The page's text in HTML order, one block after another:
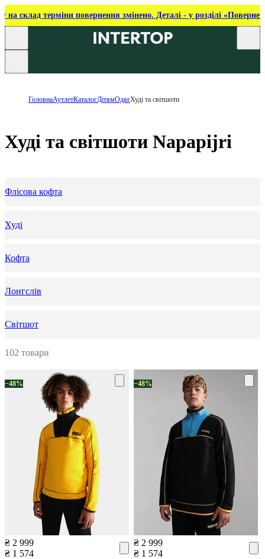
на склад терміни повернення змінено. Деталі - у розділі
ГоловнаАутлетКаталогДітямОдягХуді та світшоти
Худі та світшоти Napapijri
Флісова кофта
Худі
Кофта
Лонгслів
Світшот
102 товари
−48%
₴ 2 999
₴ 1 574
−48%
₴ 2 999
₴ 1 574